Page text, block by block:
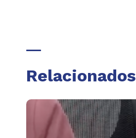
Relacionados